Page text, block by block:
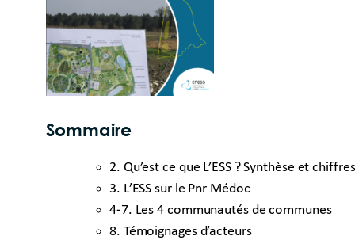
Sommaire
2. Qu’est ce que L’ESS ? Synthèse et
3. L’ESS sur le Pnr Médoc
4-7. Les 4 communautés de communes
8. Témoignages d’acteurs